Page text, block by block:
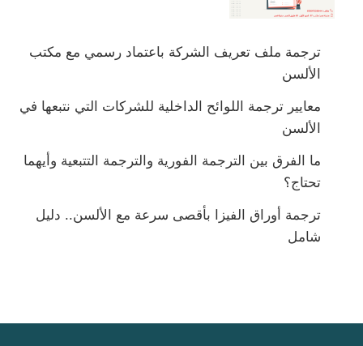
ترجمة ملف تعريف الشركة باعتماد رسمي مع مكتب
الألسن
معايير ترجمة اللوائح الداخلية للشركات التي نتبعها في
الألسن
ما الفرق بين الترجمة الفورية والترجمة التتبعية وأيهما
تحتاج؟
ترجمة أوراق الفيزا بأقصى سرعة مع الألسن.. دليل
شامل